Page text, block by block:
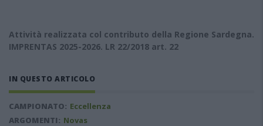
Attività realizzata col contributo della Regione Sardegna.
IMPRENTAS 2025-2026. LR 22/2018 art. 22
IN QUESTO ARTICOLO
CAMPIONATO: Eccellenza
ARGOMENTI: Novas